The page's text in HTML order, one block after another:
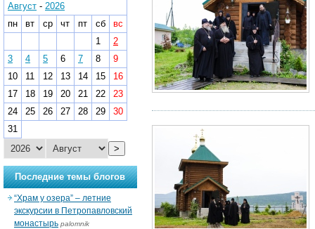
Август - 2026
пн
вт ср чт пт сб
вс
1
2
3
4 5 6 7 8
9
10
11 12 13 14 15
16
17
18 19 20 21 22
23
24
25 26 27 28 29
30
31
>
Последние темы блогов
“Храм у озера” – летние
экскурсии в Петропавловский
монастырь palomnik